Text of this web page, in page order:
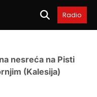
Radio
nesreća na Pisti
(Kalesija)